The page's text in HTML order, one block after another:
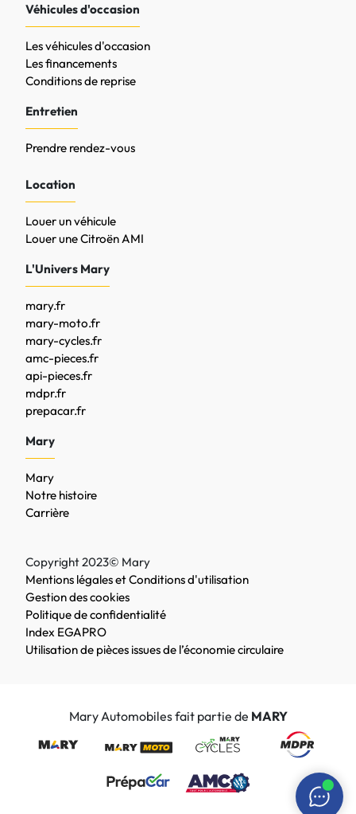
Véhicules d'occasion
Les véhicules d'occasion
Les financements
Conditions de reprise
Entretien
Prendre rendez-vous
Location
Louer un véhicule
Louer une Citroën AMI
L'Univers Mary
mary.fr
mary-moto.fr
mary-cycles.fr
amc-pieces.fr
api-pieces.fr
mdpr.fr
prepacar.fr
Mary
Mary
Notre histoire
Carrière
Copyright 2023© Mary
Mentions légales et Conditions d'utilisation
Gestion des cookies
Politique de confidentialité
Index EGAPRO
Utilisation de pièces issues de l’économie circulaire
Mary Automobiles fait partie de MARY